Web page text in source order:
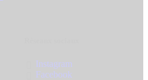
Instagram
Facebook